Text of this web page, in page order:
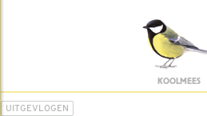
KOOLMEES
UITGEVLOGEN